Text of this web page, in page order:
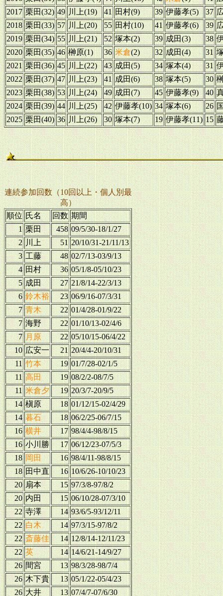
2017 栗田(32) 49 川上(19) 41 田村(9) 39 伊藤孝(5) 37
2018 栗田(33) 57 川上(20) 55 田村(10) 41 伊藤孝(6) 39
2019 栗田(34) 55 川上(21) 52 塚本(2) 39 成田(3) 38
2020 栗田(35) 46 榊原(1) 36 米倉(2) 32 成田(4) 31
2021 栗田(36) 45 川上(22) 43 成田(5) 34 塚本(4) 31
2022 栗田(37) 47 川上(23) 41 成田(6) 38 塚本(5) 30
2023 栗田(38) 53 川上(24) 49 成田(7) 45 伊藤孝(9) 40
2024 栗田(39) 44 川上(25) 42 伊藤孝(10) 34 塚本(6) 26
2025 栗田(40) 36 川上(26) 30 塚本(7) 19 伊藤孝(11) 15
連続参加回数（10回以上・個人別最
高）
順位 氏名 回数 期間
1 栗田 458 09/5/30-18/1/27
2 川上 51 20/10/31-21/11/13
3 工藤 48 02/7/13-03/9/13
4 田村 36 05/1/8-05/10/23
5 成田 27 21/8/14-22/3/13
6 鈴木裕 23 06/9/16-07/3/31
7 青木 22 01/4/28-01/9/22
7 海野 22 01/10/13-02/4/6
7 月原 22 05/10/15-06/4/22
10 広安一 21 20/4/4-20/10/31
11 竹本 19 01/7/28-02/1/5
11 高田 19 08/2/2-08/7/5
11 米倉夕 19 20/3/7-20/9/5
14 槇原 18 01/12/15-02/4/29
14 暮石 18 06/2/25-06/7/15
16 横井 17 98/4/4-98/8/15
16 小川勝 17 06/12/23-07/5/3
18 岡田 16 98/4/11-98/8/15
18 田中直 16 10/6/26-10/10/23
20 扇本 15 97/3/8-97/8/2
20 内田 15 06/10/28-07/3/10
22 寺澤 14 93/6/5-93/12/11
22 白木 14 97/3/15-97/8/2
22 斎藤佳 14 12/8/14-12/11/23
22 英 14 14/6/21-14/9/27
26 間宮 13 98/3/28-98/7/4
26 木下貴 13 05/1/22-05/4/23
26 大井 13 07/4/7-07/6/30